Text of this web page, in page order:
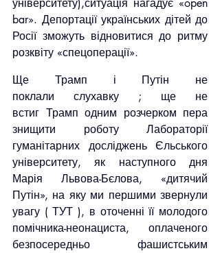
університету),ситуація нагадує «open
bar». Депортації українських дітей до
Росії зможуть відновитися до ритму
розквіту «спецоперації».
Ще Трамп і Путін не
поклали слухавку ; ще не
встиг Трамп одним розчерком пера
знищити роботу Лабораторії
гуманітарних досліджень Єльського
університету, як наступного дня
Марія Львова-Бєлова, «дитячий
Путін», на яку ми першими звернули
увагу ( ТУТ ), в оточенні її молодого
помічника-неонациста, оплаченого
безпосередньо фашистським